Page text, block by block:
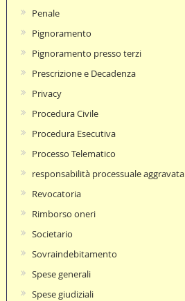
Penale
Pignoramento
Pignoramento presso terzi
Prescrizione e Decadenza
Privacy
Procedura Civile
Procedura Esecutiva
Processo Telematico
responsabilità processuale aggravata
Revocatoria
Rimborso oneri
Societario
Sovraindebitamento
Spese generali
Spese giudiziali